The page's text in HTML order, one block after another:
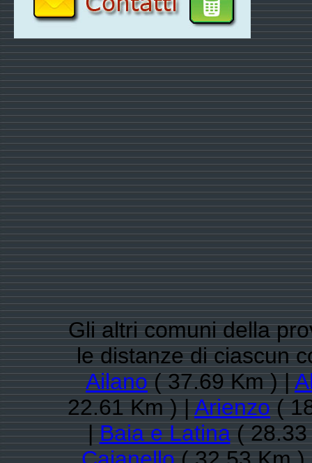
Gli altri comuni della
le distanze di ciascun
Ailano( 37.69 Km ) |
22.61 Km ) |Arienzo(
|Baia e Latina(